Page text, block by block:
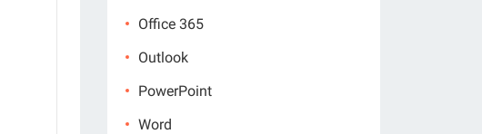
Office 365
Outlook
PowerPoint
Word